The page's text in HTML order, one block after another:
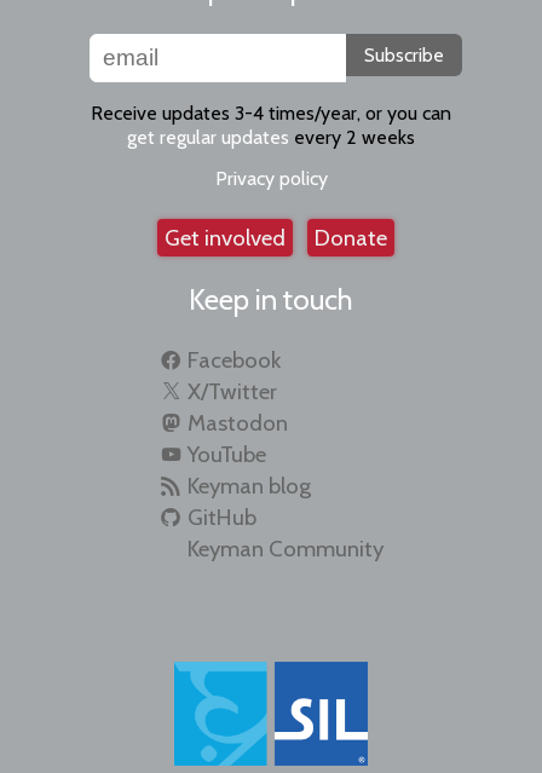
Subscribe
Receive updates 3-4 times/year, or you can
get regular updates every 2 weeks
Privacy policy
Get involved Donate
Keep in touch
Facebook
X/Twitter
Mastodon
YouTube
Keyman blog
GitHub
Keyman Community